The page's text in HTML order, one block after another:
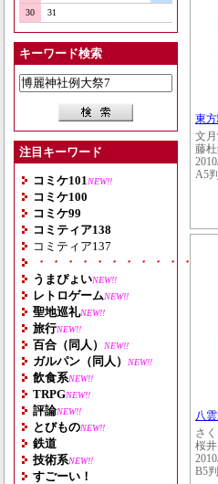
30
31
キーワード検索
注目キーワード
コミケ101 NEW!!
コミケ100
コミケ99
コミティア138
コミティア137
・・・・・・・・・・・・
うまぴょいNEW!!
レトロゲームNEW!!
聖地巡礼NEW!!
旅行NEW!!
百合（同人） NEW!!
ガルパン（同人） NEW!!
飲食系NEW!!
TRPGNEW!!
評論NEW!!
とびものNEW!!
鉄道
技術系NEW!!
すごーい！
東方
文
藤
A5判
八
さ
桜
B5判